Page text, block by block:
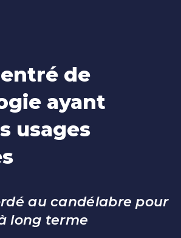
de
ayant
usages
au candélabre pour
long terme